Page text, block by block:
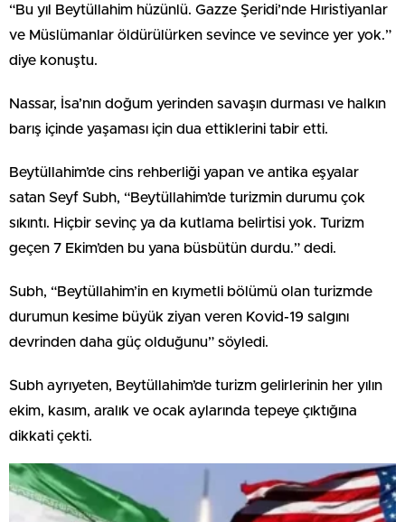
“Bu yıl Beytüllahim hüzünlü. Gazze Şeridi’nde Hıristiyanlar
ve Müslümanlar öldürülürken sevince ve sevince yer yok.”
diye konuştu.
Nassar, İsa’nın doğum yerinden savaşın durması ve halkın
barış içinde yaşaması için dua ettiklerini tabir etti.
Beytüllahim’de cins rehberliği yapan ve antika eşyalar
satan Seyf Subh, “Beytüllahim’de turizmin durumu çok
sıkıntı. Hiçbir sevinç ya da kutlama belirtisi yok. Turizm
geçen 7 Ekim’den bu yana büsbütün durdu.” dedi.
Subh, “Beytüllahim’in en kıymetli bölümü olan turizmde
durumun kesime büyük ziyan veren Kovid-19 salgını
devrinden daha güç olduğunu” söyledi.
Subh ayrıyeten, Beytüllahim’de turizm gelirlerinin her yılın
ekim, kasım, aralık ve ocak aylarında tepeye çıktığına
dikkati çekti.